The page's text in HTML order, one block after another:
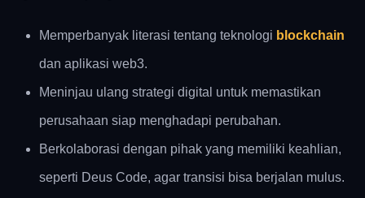
Memperbanyak literasi tentang teknologi blockchain
dan aplikasi web3.
Meninjau ulang strategi digital untuk memastikan
perusahaan siap menghadapi perubahan.
Berkolaborasi dengan pihak yang memiliki keahlian,
seperti Deus Code, agar transisi bisa berjalan mulus.